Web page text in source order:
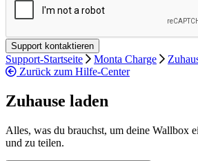
Support-Startseite Monta Charge
Zurück zum Hilfe-Center
Zuhause laden
Alles, was du brauchst, um deine Wallbox
und zu teilen.